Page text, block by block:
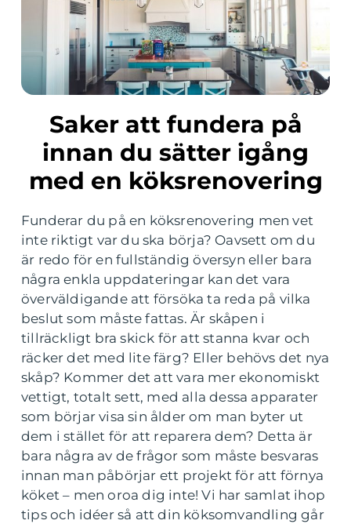
Saker att fundera på
innan du sätter igång
med en köksrenovering
Funderar du på en köksrenovering men vet
inte riktigt var du ska börja? Oavsett om du
är redo för en fullständig översyn eller bara
några enkla uppdateringar kan det vara
överväldigande att försöka ta reda på vilka
beslut som måste fattas. Är skåpen i
tillräckligt bra skick för att stanna kvar och
räcker det med lite färg? Eller behövs det nya
skåp? Kommer det att vara mer ekonomiskt
vettigt, totalt sett, med alla dessa apparater
som börjar visa sin ålder om man byter ut
dem i stället för att reparera dem? Detta är
bara några av de frågor som måste besvaras
innan man påbörjar ett projekt för att förnya
köket – men oroa dig inte! Vi har samlat ihop
tips och idéer så att din köksomvandling går